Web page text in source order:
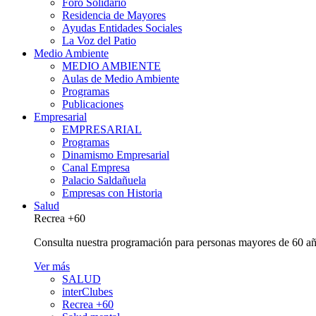
Foro Solidario
Residencia de Mayores
Ayudas Entidades Sociales
La Voz del Patio
Medio Ambiente
MEDIO AMBIENTE
Aulas de Medio Ambiente
Programas
Publicaciones
Empresarial
EMPRESARIAL
Programas
Dinamismo Empresarial
Canal Empresa
Palacio Saldañuela
Empresas con Historia
Salud
Recrea +60
Consulta nuestra programación para personas mayores de 60
Ver más
SALUD
interClubes
Recrea +60